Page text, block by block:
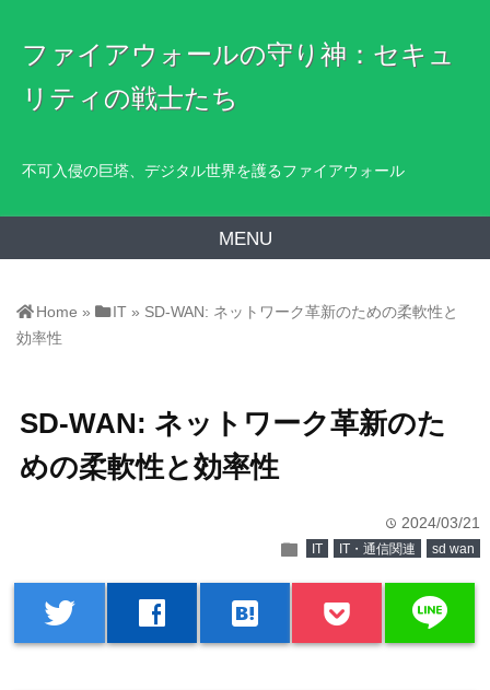
ファイアウォールの守り神：セキュ
リティの戦士たち
不可入侵の巨塔、デジタル世界を護るファイアウォール
MENU
Home » IT » SD-WAN: ネットワーク革新のための柔軟性と
効率性
SD-WAN: ネットワーク革新のた
めの柔軟性と効率性
time 2024/03/21
folder IT IT・通信関連 sd wan
twitter facebook hatenabookmark line